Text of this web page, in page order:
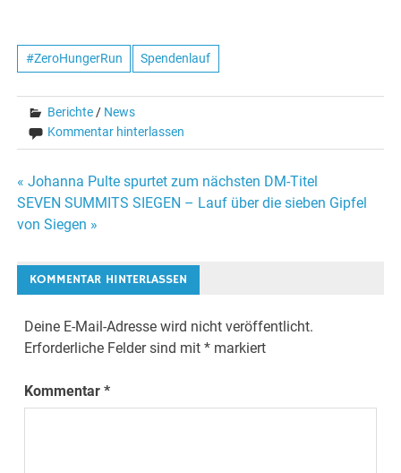
#ZeroHungerRun Spendenlauf
Berichte/ News
Kommentar hinterlassen
Beitragsnavigation
« Johanna Pulte spurtet zum nächsten DM-Titel
SEVEN SUMMITS SIEGEN – Lauf über die sieben Gipfel
von Siegen »
KOMMENTAR HINTERLASSEN
Deine E-Mail-Adresse wird nicht veröffentlicht.
Erforderliche Felder sind mit* markiert
Kommentar*